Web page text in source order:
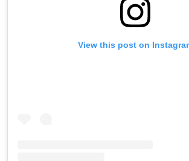
View this post on